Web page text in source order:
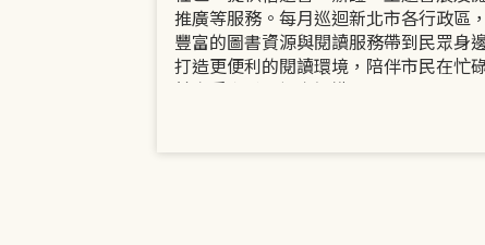
推廣等服務。每月巡迴新北市各行政區
豐富的圖書資源與閱讀服務帶到民眾身邊
打造更便利的閱讀環境，陪伴市民在忙